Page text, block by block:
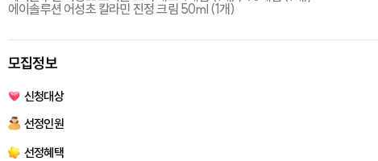
에이솔루션 어성초 칼라민 진정 크림 50ml (1개)
모집정보
신청대상
선정인원
선정혜택